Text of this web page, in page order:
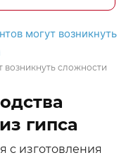
сложности
гипса
с изготовления